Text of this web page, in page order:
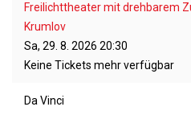
Freilichttheater mit drehbarem
Krumlov
Sa, 29. 8. 2026 20:30
Keine Tickets mehr verfügbar
Da Vinci